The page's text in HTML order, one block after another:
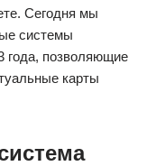
Сегодня мы
системы
года, позволяющие
карты